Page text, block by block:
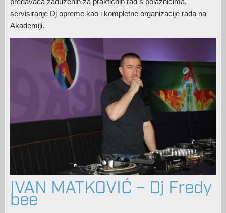
servisiranje Dj opreme kao i kompletne organizacije rada na
Akademiji.
IVAN MATKOVIĆ – Dj Fredy
bee